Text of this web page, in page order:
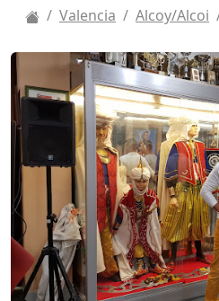
Valencia Alcoy/Alcoi